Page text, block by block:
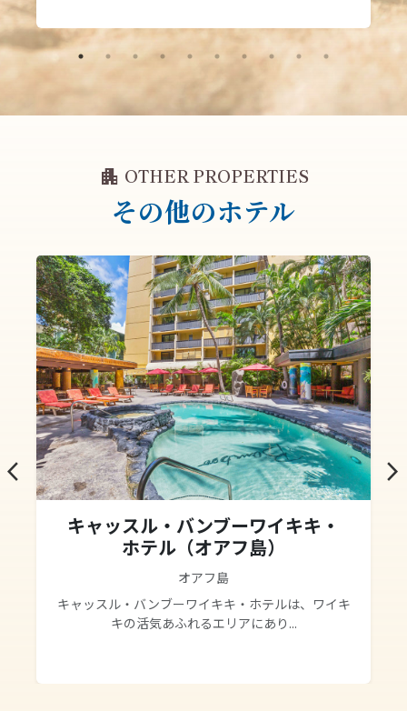
apartment OTHER PROPERTIES
その他のホテル
arrow_back_ios
キャッスル・バンブーワイキキ・
ホテル（オアフ島）
オアフ島
キャッスル・バンブーワイキキ・ホテルは、ワイキ
キの活気あふれるエリアにあり...
arrow_forward_ios